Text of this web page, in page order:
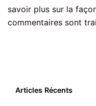
savoir plus sur la
commentaires sont
Articles Récents